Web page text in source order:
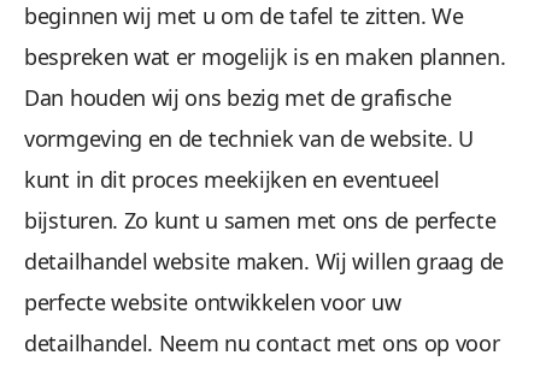
beginnen wij met u om de tafel te zitten. We
bespreken wat er mogelijk is en maken plannen.
Dan houden wij ons bezig met de grafische
vormgeving en de techniek van de website. U
kunt in dit proces meekijken en eventueel
bijsturen. Zo kunt u samen met ons de perfecte
detailhandel website maken. Wij willen graag de
perfecte website ontwikkelen voor uw
detailhandel. Neem nu contact met ons op voor